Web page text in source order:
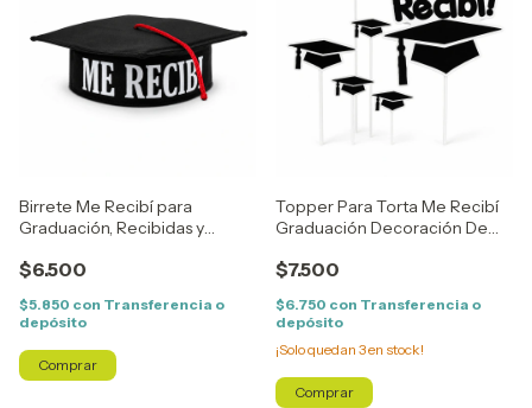
Birrete Me Recibí para
Graduación, Recibidas y
$6.500
$5.850 con Transferencia o
depósito
Topper Para Torta Me Recibí
Graduación Decoración De
$7.500
$6.750 con Transferencia o
depósito
¡Solo quedan 3en stock!